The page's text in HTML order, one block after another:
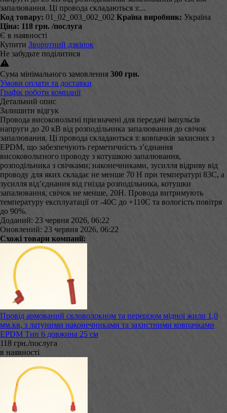
запалювання. Ці провода складаються з:...
Код товару: 01_02_003_002_002 Країна виробник: Україна
Ціна: 118 грн. /послуга
Є в наявності
Купити Зворотний дзвінок
Не забудьте поділитися
Сума мінімального замовлення 300 грн.
Умови оплати та доставки
Графік роботи компанії
Детальний опис
Залишити відгук
Провода високовольтні призначені для передачі імпульсів
напруги до 20 кВ від розподільника запалювання до свічок
запалювання. Ці провода складаються з: ковпачків захисних з
EPDM, що забезпечують герметичність з’єднання
високовольтного проводу з котушкою запалювання,
розподільника з свічками; наконечниками, зусилля відриву від
проводу для яких складає не менше 70 Н при температурі 83С, а
зусилля від’єднання від гнізда розподільника, котушки
запалювання, свічок не менше, 20Н. Провода витримують
температуру експлуатації от -40С до +110С та вологість повітря
до 90%.
Доданий: 23 червня 2026, 06:22
Оновлений: 23 червня 2026, 06:22
Схожі товари компанії:
Провід армований скловолокном та перерізом мідної жили 1,0
мм.кв, з латуними наконечниками та захистними ковпачками
EPDM Тип 6 довжина 25 см
118 грн./послуга
в наявності